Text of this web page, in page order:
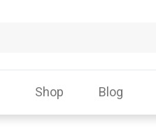
Shop Blog